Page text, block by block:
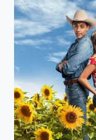
ABRE
EL
A
FM
.TV
EN